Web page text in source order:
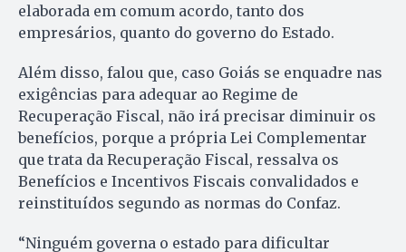
elaborada em comum acordo, tanto dos
empresários, quanto do governo do Estado.
Além disso, falou que, caso Goiás se enquadre nas
exigências para adequar ao Regime de
Recuperação Fiscal, não irá precisar diminuir os
benefícios, porque a própria Lei Complementar
que trata da Recuperação Fiscal, ressalva os
Benefícios e Incentivos Fiscais convalidados e
reinstituídos segundo as normas do Confaz.
“Ninguém governa o estado para dificultar